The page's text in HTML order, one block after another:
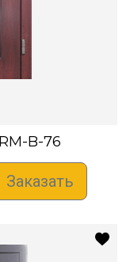
B-76
Заказать